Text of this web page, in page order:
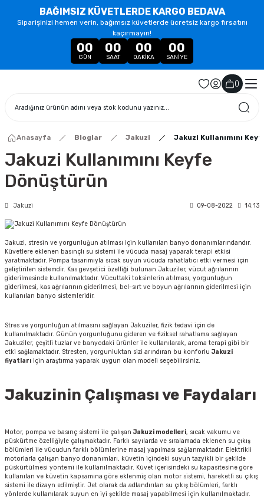
BAĞIMSIZ KÜVETLERDE KARGO BEDAVA
Siparişinizi hemen verin, bağımsız küvetlerde ücretsiz kargo fırsatını
kaçırmayın!
00
GÜN
00
SAAT
00
DAKIKA
00
SANIYE
()
Anasayfa Bloglar Jakuzi Jakuzi Kullanımını
Jakuzi Kullanımını Keyfe
Dönüştürün
Jakuzi 09-08-2022 14:13
Jakuzi, stresin ve yorgunluğun atılması için kullanılan banyo donanımlarındandır.
Küvetlere eklenen basınçlı su sistemi ile vücuda masaj yaparak terapi etkisi
yaratmaktadır. Pompa tasarımıyla sıcak suyun vücuda rahatlatıcı etki vermesi için
geliştirilen sistemdir. Kas gevşetici özelliği bulunan Jakuziler, vücut ağrılarının
giderilmesinde kullanılmaktadır. Vücuttaki toksinlerin atılması, yorgunluğun
giderilmesi, kas ağrılarının giderilmesi, bel-sırt ve boyun ağrılarının giderilmesi için
kullanılan banyo sistemleridir.
Stres ve yorgunluğun atılmasını sağlayan Jakuziler, fizik tedavi için de
kullanılmaktadır. Günün yorgunluğunu gideren ve fiziksel rahatlama sağlayan
Jakuziler, çeşitli tuzlar ve banyodaki ürünler ile kullanılarak, aroma terapi gibi bir
etki sağlamaktadır. Stresten, yorgunluktan sizi arındıran bu konforlu Jakuzi
fiyatları için araştırma yaparak uygun olan modeli seçebilirsiniz.
Jakuzinin Çalışması ve Faydaları
Motor, pompa ve basınç sistemi ile çalışan Jakuzi modelleri, sıcak vakumu ve
püskürtme özelliğiyle çalışmaktadır. Farklı sayılarda ve sıralamada eklenen su çıkış
bölümleri ile vücudun farklı bölümlerine masaj yapılması sağlanmaktadır. Elektrikli
motorlarla çalışan banyo donanımları, küvetin içindeki suyun tazyikli bir şekilde
püskürtülmesi yöntemi ile kullanılmaktadır. Küvet içerisindeki su kapasitesine göre
kullanılan ve küvetin kapsamına göre eklenmiş olan motor sistemi, hareketli su çıkış
sistemi ile dizayn edilmiştir. Jet olarak da adlandırılan su çıkış bölümleri, farklı
yönlerde kullanılarak suyun en iyi şekilde masaj yapabilmesi için kullanılmaktadır.